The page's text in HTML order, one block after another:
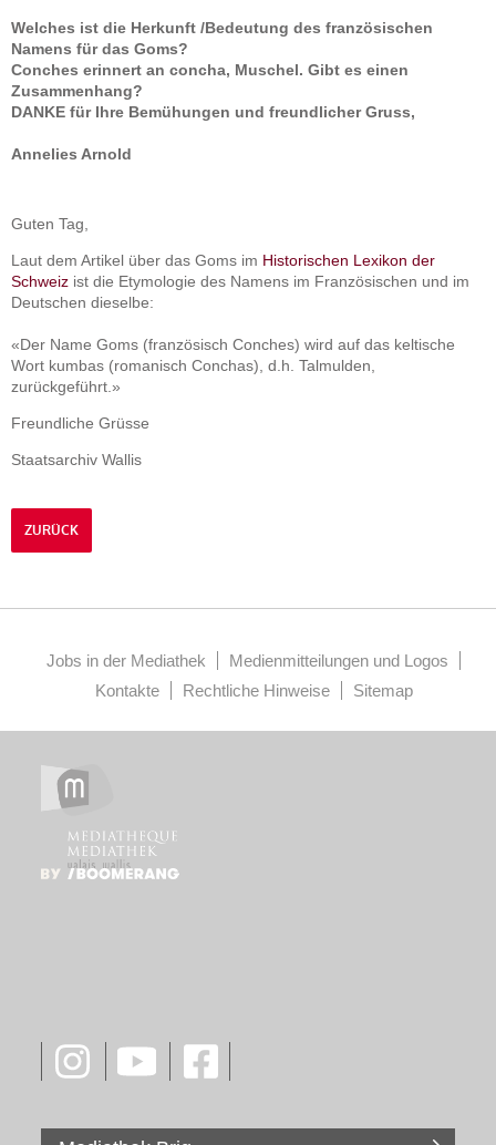
Welches ist die Herkunft /Bedeutung des französischen
Namens für das Goms?
Conches erinnert an concha, Muschel. Gibt es einen
Zusammenhang?
DANKE für Ihre Bemühungen und freundlicher Gruss,
Annelies Arnold
Guten Tag,
Laut dem Artikel über das Goms im Historischen Lexikon der
Schweiz ist die Etymologie des Namens im Französischen und im
Deutschen dieselbe:
«Der Name Goms (französisch Conches) wird auf das keltische
Wort kumbas (romanisch Conchas), d.h. Talmulden,
zurückgeführt.»
Freundliche Grüsse
Staatsarchiv Wallis
ZURÜCK
Jobs in der Mediathek
Medienmitteilungen und Logos
Kontakte
Rechtliche Hinweise Sitemap